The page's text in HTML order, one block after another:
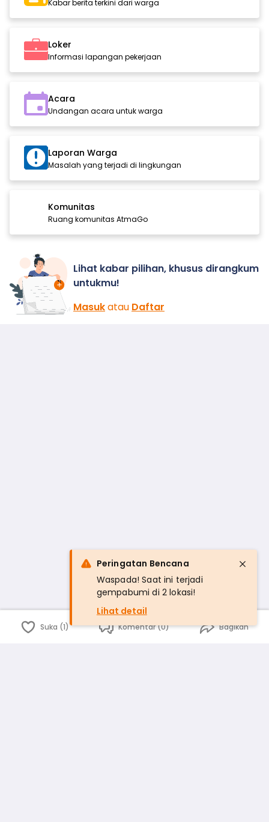
Kabar berita terkini dari warga
Loker
Informasi lapangan pekerjaan
Acara
Undangan acara untuk warga
Laporan Warga
Masalah yang terjadi di lingkungan
Komunitas
Ruang komunitas AtmaGo
Lihat kabar pilihan, khusus dirangkum
untukmu!
Masukatau Daftar
Suka (1) Komentar (0) Bagikan
Peringatan Bencana
Waspada! Saat ini terjadi
gempabumi di 2 lokasi!
Lihat detail